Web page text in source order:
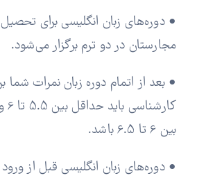
• دوره‌های زبان انگلیسی برای
مجارستان در دو ترم برگزار می‌شود.
• بعد از اتمام دوره زبان نمرات شما
بین 6 تا 6.5 باشد.
• دوره‌های زبان انگلیسی قبل از